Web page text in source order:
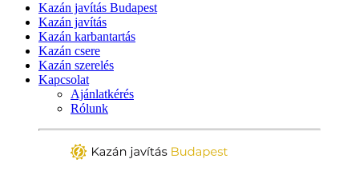
Kazán javítás Budapest
Kazán javítás
Kazán karbantartás
Kazán csere
Kazán szerelés
Kapcsolat
Ajánlatkérés
Rólunk